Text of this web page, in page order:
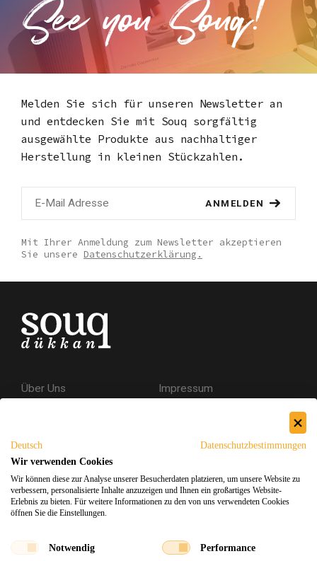
Melden Sie sich für unseren Newsletter an
und entdecken Sie mit Souq sorgfältig
ausgewählte Produkte aus nachhaltiger
Herstellung in kleinen Stückzahlen.
ANMELDEN
Mit Ihrer Anmeldung zum Newsletter akzeptieren
Sie unsere Datenschutzerklärung.
Über Uns
Impressum
Sicheres Einkaufen
Deutsch
Datenschutzbestimmungen
Wir verwenden Cookies
Wir können diese zur Analyse unserer Besucherdaten platzieren, um unsere Website zu
verbessern, personalisierte Inhalte anzuzeigen und Ihnen ein großartiges Website-
Erlebnis zu bieten. Für weitere Informationen zu den von uns verwendeten Cookies
öffnen Sie die Einstellungen.
Notwendig Performance